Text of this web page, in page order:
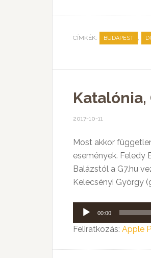
CÍMKÉK: BUDAPEST ,
2017-10-11
Most akkor
események. Feledy
Balázstól a G7.hu
Kelecsényi György
Audió
lejátszó
00:00
Feliratkozás: Apple